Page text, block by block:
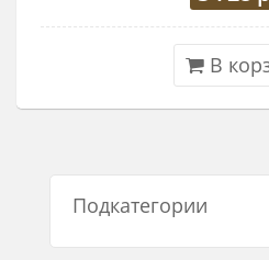
В
Подкатегории